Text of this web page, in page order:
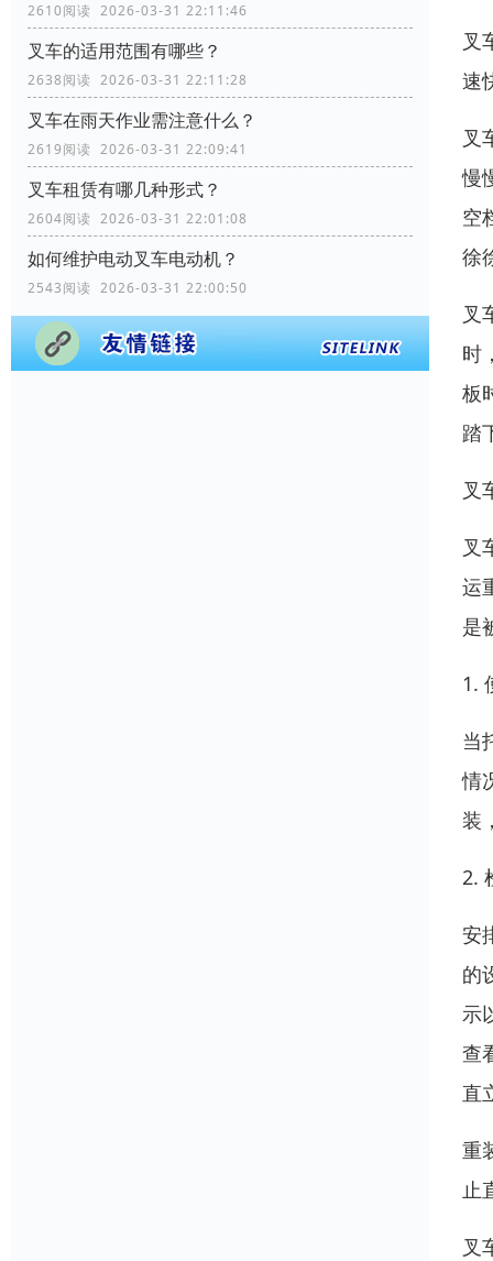
2610阅读 2026-03-31 22:11:46
叉车的适用范围有哪些？
2638阅读 2026-03-31 22:11:28
叉车在雨天作业需注意什么？
2619阅读 2026-03-31 22:09:41
叉车租赁有哪几种形式？
2604阅读 2026-03-31 22:01:08
如何维护电动叉车电动机？
2543阅读 2026-03-31 22:00:50
叉
速
叉
慢
空
徐
叉
时
板
踏
叉
叉
运
是
1.
当
情
装
2.
安
的
示
查
直
重
止
叉